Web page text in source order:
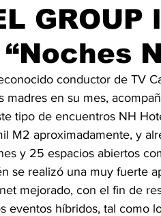
conductor de TV
madres en su mes,
tipo de encuentros NH
M2 aproximadamente, y
y 25 espacios abiertos
se realizó una muy fuerte
mejorado, con el fin de
eventos híbridos, tal como